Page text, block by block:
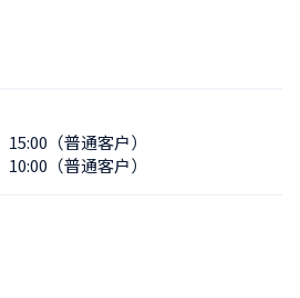
15:00（普通客户）
10:00（普通客户）